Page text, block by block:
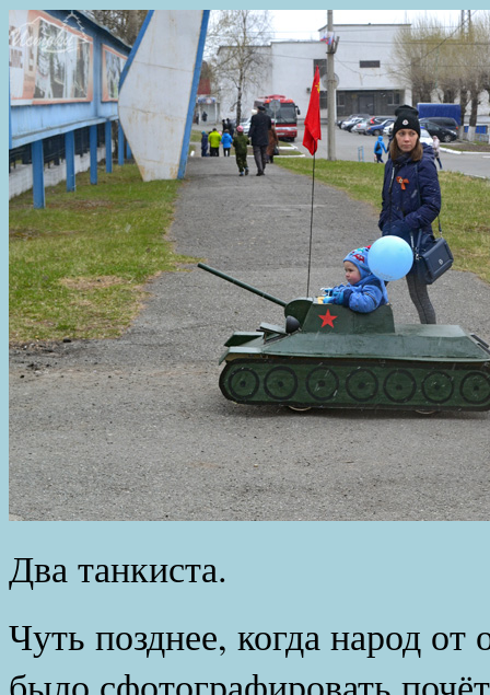
Два танкиста.
Чуть позднее, когда народ